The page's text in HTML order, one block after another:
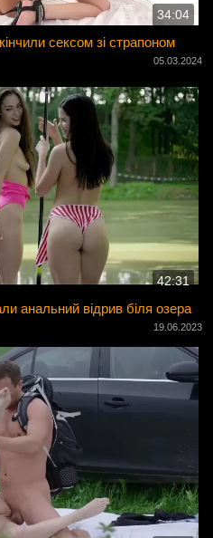
34:04
сексом зі страпоном
05.03.2024
42:31
анальний відрив біля озера
19.06.2023